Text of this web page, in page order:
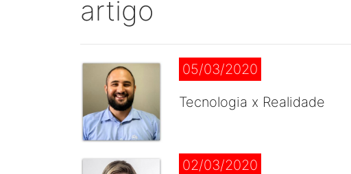
artigo
05/03/2020
Tecnologia x Realidade
02/03/2020